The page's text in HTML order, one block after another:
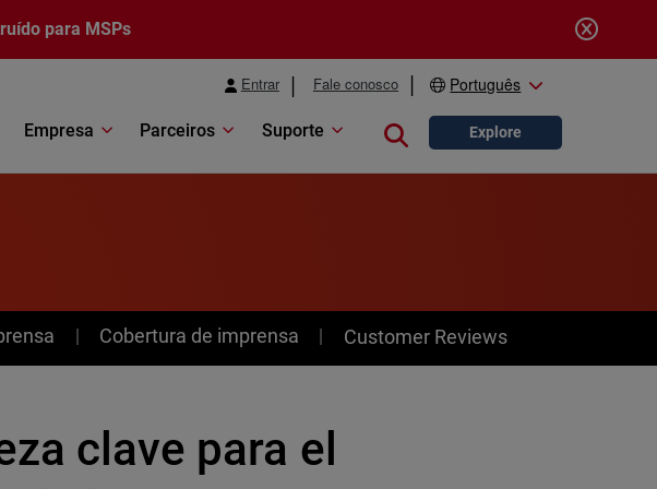
para MSPs
Entrar Fale conosco Português
Empresa Parceiros Suporte Close search
Explore
Cobertura de imprensa Customer Reviews
clave para el